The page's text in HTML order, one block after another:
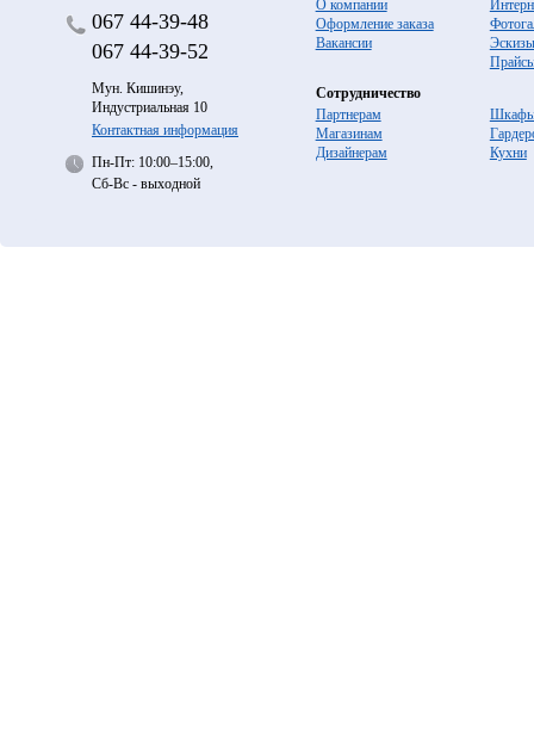
067 44-39-48
067 44-39-52
Мун. Кишинэу,
Индустриальная 10
Контактная информация
Пн-Пт: 10:00–15:00,
Сб-Вс - выходной
О компании
Оформление заказа
Вакансии
Эскизы
Сотрудничество
Партнерам
Магазинам
Дизайнерам
Кухни